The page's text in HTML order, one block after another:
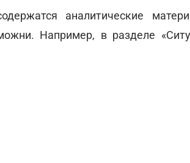
аналитические
Например, в разделе